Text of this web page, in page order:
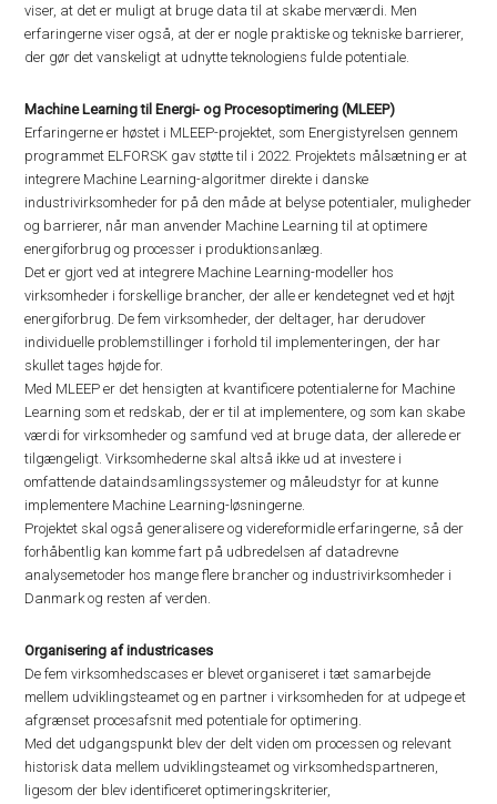
viser, at det er muligt at bruge data til at skabe merværdi. Men
erfaringerne viser også, at der er nogle praktiske og tekniske barrierer,
der gør det vanskeligt at udnytte teknologiens fulde potentiale.
Machine Learning til Energi- og Procesoptimering (MLEEP)
Erfaringerne er høstet i MLEEP-projektet, som Energistyrelsen gennem
programmet ELFORSK gav støtte til i 2022. Projektets målsætning er at
integrere Machine Learning-algoritmer direkte i danske
industrivirksomheder for på den måde at belyse potentialer, muligheder
og barrierer, når man anvender Machine Learning til at optimere
energiforbrug og processer i produktionsanlæg.
Det er gjort ved at integrere Machine Learning-modeller hos
virksomheder i forskellige brancher, der alle er kendetegnet ved et højt
energiforbrug. De fem virksomheder, der deltager, har derudover
individuelle problemstillinger i forhold til implementeringen, der har
skullet tages højde for.
Med MLEEP er det hensigten at kvantificere potentialerne for Machine
Learning som et redskab, der er til at implementere, og som kan skabe
værdi for virksomheder og samfund ved at bruge data, der allerede er
tilgængeligt. Virksomhederne skal altså ikke ud at investere i
omfattende dataindsamlingssystemer og måleudstyr for at kunne
implementere Machine Learning-løsningerne.
Projektet skal også generalisere og videreformidle erfaringerne, så der
forhåbentlig kan komme fart på udbredelsen af datadrevne
analysemetoder hos mange flere brancher og industrivirksomheder i
Danmark og resten af verden.
Organisering af industricases
De fem virksomhedscases er blevet organiseret i tæt samarbejde
mellem udviklingsteamet og en partner i virksomheden for at udpege et
afgrænset procesafsnit med potentiale for optimering.
Med det udgangspunkt blev der delt viden om processen og relevant
historisk data mellem udviklingsteamet og virksomhedspartneren,
ligesom der blev identificeret optimeringskriterier,